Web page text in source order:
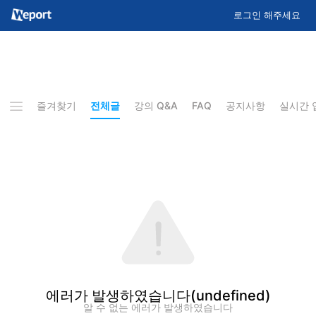
로그인 해주세요
즐겨찾기 전체글 강의 Q&A FAQ 공지사항 실시간
에러가 발생하였습니다(undefined)
알 수 없는 에러가 발생하였습니다